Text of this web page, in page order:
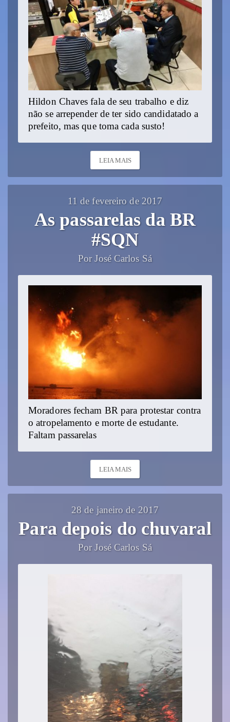
Hildon Chaves fala de seu trabalho e diz
não se arrepender de ter sido candidatado a
prefeito, mas que toma cada susto!
LEIA MAIS
11 de fevereiro de 2017
As passarelas da BR
#SQN
Por José Carlos Sá
Moradores fecham BR para protestar contra
o atropelamento e morte de estudante.
Faltam passarelas
LEIA MAIS
28 de janeiro de 2017
Para depois do chuvaral
Por José Carlos Sá